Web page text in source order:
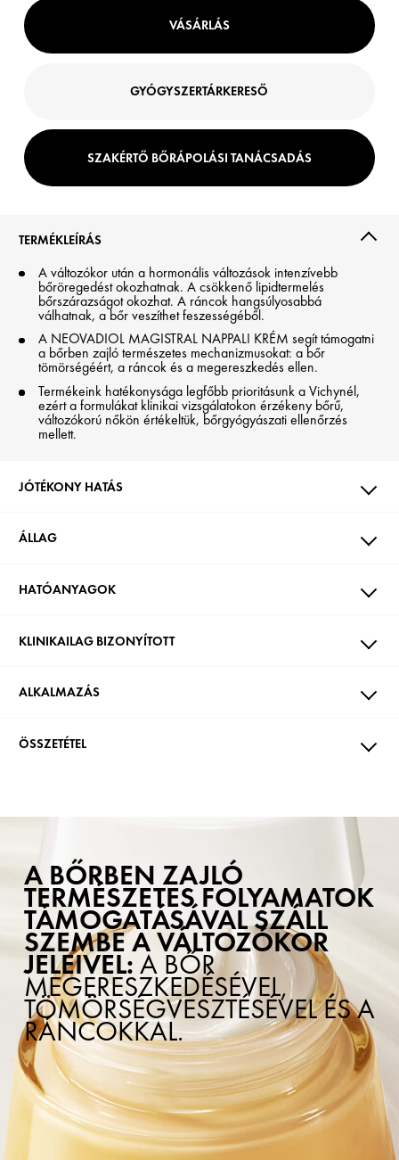
VÁSÁRLÁS
GYÓGYSZERTÁRKERESŐ
SZAKÉRTŐ BŐRÁPOLÁSI TANÁCSADÁS
TERMÉKLEÍRÁS
A változókor után a hormonális változások intenzívebb
bőröregedést okozhatnak. A csökkenő lipidtermelés
bőrszárazságot okozhat. A ráncok hangsúlyosabbá
válhatnak, a bőr veszíthet feszességéből.
A NEOVADIOL MAGISTRAL NAPPALI KRÉM segít támogatni
a bőrben zajló természetes mechanizmusokat: a bőr
tömörségéért, a ráncok és a megereszkedés ellen.
Termékeink hatékonysága legfőbb prioritásunk a Vichynél,
ezért a formulákat klinikai vizsgálatokon érzékeny bőrű,
változókorú nőkön értékeltük, bőrgyógyászati ellenőrzés
mellett.
JÓTÉKONY HATÁS
ÁLLAG
HATÓANYAGOK
KLINIKAILAG BIZONYÍTOTT
ALKALMAZÁS
ÖSSZETÉTEL
A BŐRBEN ZAJLÓ
TERMÉSZETES FOLYAMATOK
TÁMOGATÁSÁVAL SZÁLL
SZEMBE A VÁLTOZÓKOR
JELEIVEL:A BŐR
MEGERESZKEDÉSÉVEL,
TÖMÖRSÉGVESZTÉSÉVEL ÉS A
RÁNCOKKAL.